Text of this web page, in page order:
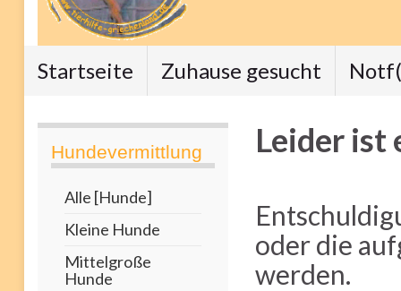
Startseite Zuhause gesucht
Hundevermittlung
Alle [Hunde]
Kleine Hunde
Mittelgroße
Hunde
Leider ist
oder die
werden.